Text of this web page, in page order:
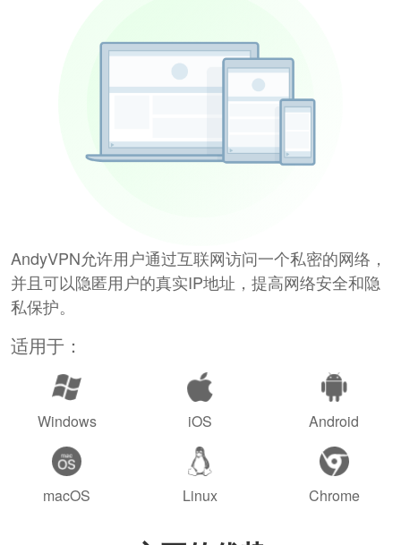
AndyVPN允许用户通过互联网访问一个私密的网络，
并且可以隐匿用户的真实IP地址，提高网络安全和隐
私保护。
适用于：
Windows iOS Android
macOS Linux Chrome